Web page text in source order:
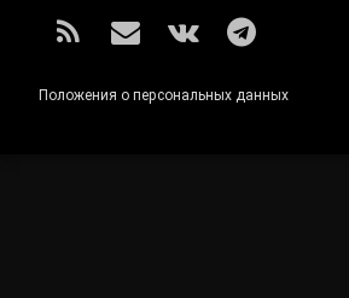
RSS E-mailВКонтакте
Telegram
Положения о персональных данных